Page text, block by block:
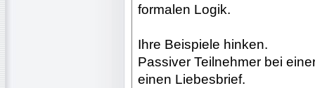
formalen Logik.
Ihre Beispiele hinken.
Passiver Teilnehmer bei
einen Liebesbrief.